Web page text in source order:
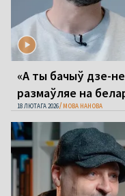
«А ты бачыў дзе-
размаўляе на
18 ЛЮТАГА 2026 МОВА НАНОВА